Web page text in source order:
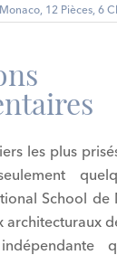
12 Pièces, 6
les plus
School de
architecturaux